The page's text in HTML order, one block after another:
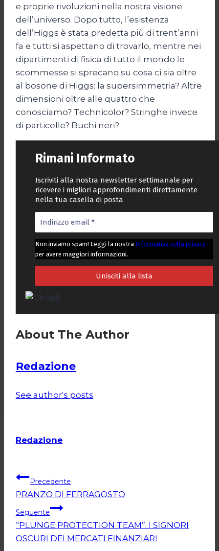
e proprie rivoluzioni nella nostra visione
dell’universo. Dopo tutto, l’esistenza
dell’Higgs è stata predetta più di trent’anni
fa e tutti si aspettano di trovarlo, mentre nei
dipartimenti di fisica di tutto il mondo le
scommesse si sprecano su cosa ci sia oltre
al bosone di Higgs: la supersimmetria? Altre
dimensioni oltre alle quattro che
conosciamo? Technicolor? Stringhe invece
di particelle? Buchi neri?
Rimani Informato
Iscriviti alla nostra newsletter settimanale per
ricevere i migliori approfondimenti direttamente
nella tua casella di posta
Non inviamo spam! Leggi la nostra Informativa sulla privacy
per avere maggiori informazioni.
About The Author
Redazione
See author's posts
Redazione
Navigazione
articoli
Precedente
PRANZO DI FERRAGOSTO
Seguente
“PLUNGE PROTECTION TEAM”: I SIGNORI
OSCURI DEI MERCATI FINANZIARI